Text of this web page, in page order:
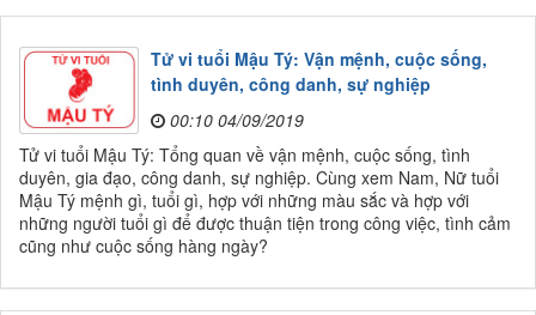
Tử vi tuổi Mậu Tý: Vận mệnh, cuộc sống,
tình duyên, công danh, sự nghiệp
00:10 04/09/2019
Tử vi tuổi Mậu Tý: Tổng quan về vận mệnh, cuộc sống, tình
duyên, gia đạo, công danh, sự nghiệp. Cùng xem Nam, Nữ tuổi
Mậu Tý mệnh gì, tuổi gì, hợp với những màu sắc và hợp với
những người tuổi gì để được thuận tiện trong công việc, tình cảm
cũng như cuộc sống hàng ngày?